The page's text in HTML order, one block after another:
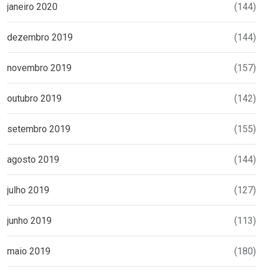
janeiro 2020 (144)
dezembro 2019 (144)
novembro 2019 (157)
outubro 2019 (142)
setembro 2019 (155)
agosto 2019 (144)
julho 2019 (127)
junho 2019 (113)
maio 2019 (180)